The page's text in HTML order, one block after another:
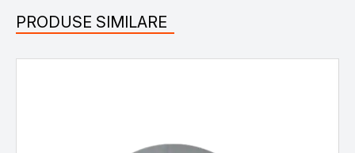
PRODUSE SIMILARE